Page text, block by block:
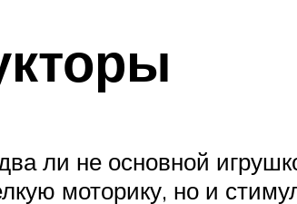
ли не основной
моторику, но и